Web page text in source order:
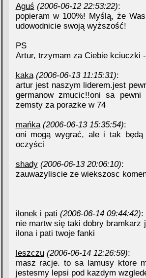
Aguś (2006-06-12 22:53:22):
popieram w 100%! Myślą, że
udowodnicie swoją wyższość!
PS
Artur, trzymam za Ciebie kciuczki
kaka (2006-06-13 11:15:31):
artur jest naszym liderem.jest
germanow zmucic!!oni sa
zemsty za porazke w 74
mańka (2006-06-13 15:35:54):
oni mogą wygrać, ale i tak
oczyści
shady (2006-06-13 20:06:10):
zauwazyliscie ze wiekszosc
ilonek i pati (2006-06-14 09:44:42):
nie martw się taki dobry bramkarz
ilona i pati twoje fanki
leszczu (2006-06-14 12:26:59):
masz racje. to sa lamusy ktore
jestesmy lepsi pod kazdym